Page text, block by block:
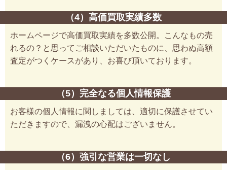
（4）高価買取実績多数
ホームページで高価買取実績を多数公開。こんなもの売
れるの？と思ってご相談いただいたものに、思わぬ高額
査定がつくケースがあり、お喜び頂いております。
（5）完全なる個人情報保護
お客様の個人情報に関しましては、適切に保護させてい
ただきますので、漏洩の心配はございません。
（6）強引な営業は一切なし